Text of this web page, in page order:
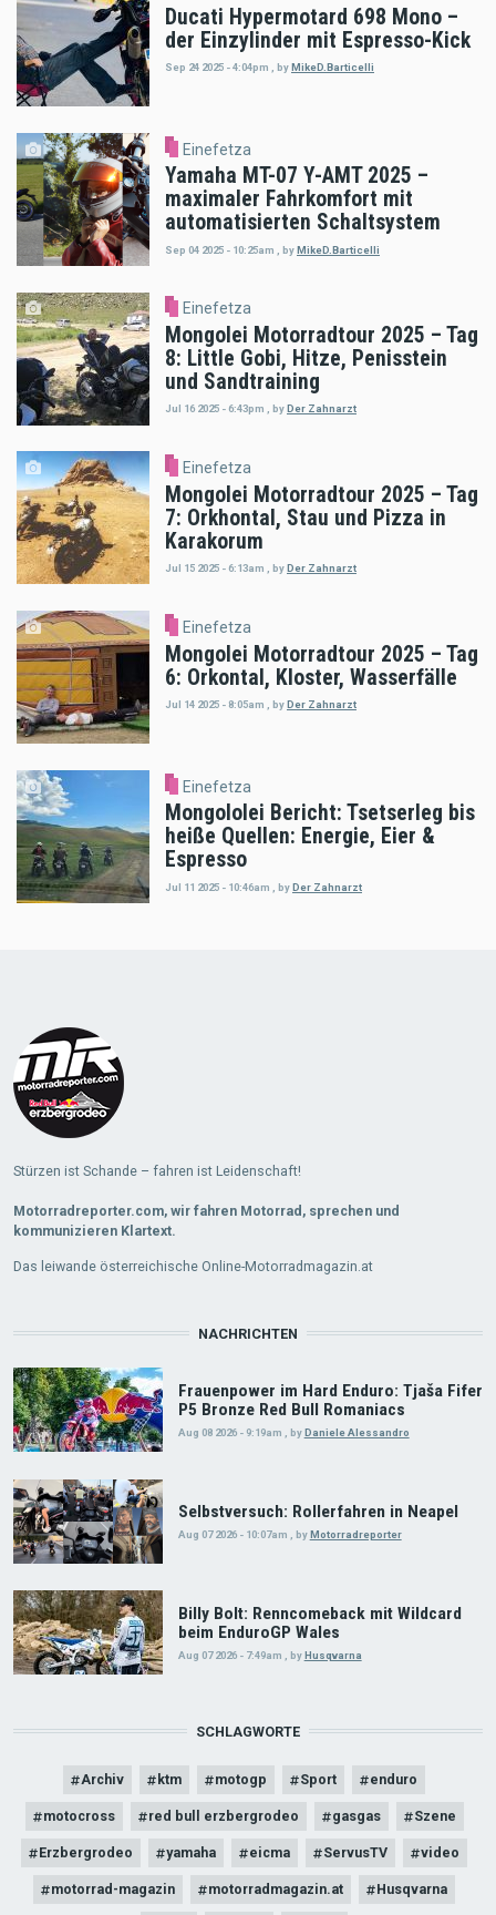
Ducati Hypermotard 698 Mono –
der Einzylinder mit Espresso-Kick
Sep 24 2025 - 4:04pm byMikeD.Barticelli
Einefetza
Yamaha MT-07 Y-AMT 2025 –
maximaler Fahrkomfort mit
automatisierten Schaltsystem
Sep 04 2025 - 10:25am byMikeD.Barticelli
Einefetza
Mongolei Motorradtour 2025 – Tag
8: Little Gobi, Hitze, Penisstein
und Sandtraining
Jul 16 2025 - 6:43pm , by Der Zahnarzt
Einefetza
Mongolei Motorradtour 2025 – Tag
7: Orkhontal, Stau und Pizza in
Karakorum
Jul 15 2025 - 6:13am , byDer Zahnarzt
Einefetza
Mongolei Motorradtour 2025 – Tag
6: Orkontal, Kloster, Wasserfälle
Jul 14 2025 - 8:05am byDer Zahnarzt
Einefetza
Mongololei Bericht: Tsetserleg bis
heiße Quellen: Energie, Eier &
Espresso
Jul 11 2025 - 10:46am byDer Zahnarzt
Stürzen ist Schande – fahren ist Leidenschaft!
Motorradreporter.com, wir fahren Motorrad, sprechen und
kommunizieren Klartext.
Das leiwande österreichische Online-Motorradmagazin.at
NACHRICHTEN
Frauenpower im Hard Enduro: Tjaša Fifer
P5 Bronze Red Bull Romaniacs
Aug 08 2026 - 9:19am byDaniele Alessandro
Selbstversuch: Rollerfahren in Neapel
Aug 07 2026 - 10:07am byMotorradreporter
Billy Bolt: Renncomeback mit Wildcard
beim EnduroGP Wales
Aug 07 2026 - 7:49am , by Husqvarna
SCHLAGWORTE
Archiv ktm motogp Sport enduro
motocross red bull erzbergrodeo gasgas Szene
Erzbergrodeo yamaha eicma ServusTV video
motorrad-magazin motorradmagazin.at Husqvarna